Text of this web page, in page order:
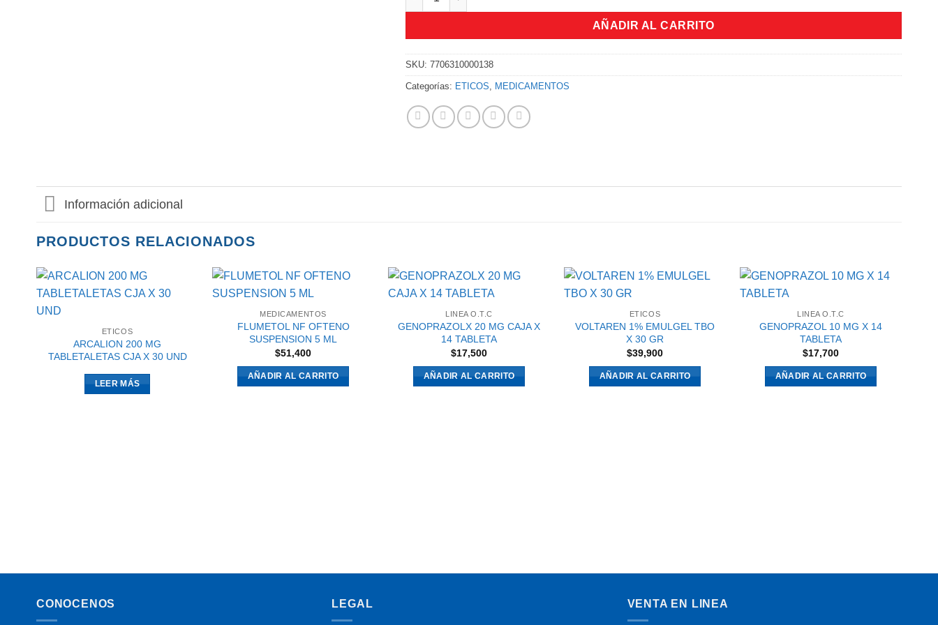
AÑADIR AL CARRITO
SKU:7706310000138
Categorías: ETICOS MEDICAMENTOS
Información adicional
PRODUCTOS RELACIONADOS
ETICOS
ARCALION 200 MG
TABLETALETAS CJA X 30 UND
LEER MÁS
MEDICAMENTOS
FLUMETOL NF OFTENO
SUSPENSION 5 ML
$51,400
AÑADIR AL CARRITO
LINEA O.T.C
GENOPRAZOLX 20 MG CAJA X
14 TABLETA
$17,500
AÑADIR AL CARRITO
ETICOS
VOLTAREN 1% EMULGEL TBO
X 30 GR
$39,900
AÑADIR AL CARRITO
LINEA O.T.C
GENOPRAZOL 10 MG X 14
TABLETA
$17,700
AÑADIR AL CARRITO
CONOCENOS LEGAL VENTA EN LINEA